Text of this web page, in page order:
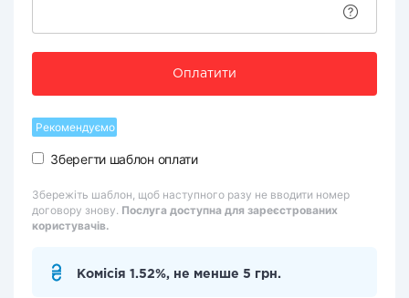
Оплатити
Рекомендуємо
Зберегти шаблон оплати
Збережіть шаблон, щоб наступного разу не вводити номер
договору знову. Послуга доступна для зареєстрованих
користувачів.
Комісія 1.52%, не менше 5 грн.